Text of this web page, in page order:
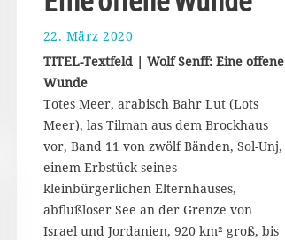
22. März 2020
9
e
z
e
b
e
r
2
TITEL-Textfeld | Wolf Senff: Eine offene
Wunde
Totes Meer, arabisch Bahr Lut (Lots
Meer), las Tilman aus dem Brockhaus
vor, Band 11 von zwölf Bänden, Sol-Unj,
einem Erbstück seines
kleinbürgerlichen Elternhauses,
abflußloser See an der Grenze von
Israel und Jordanien, 920 km² groß, bis